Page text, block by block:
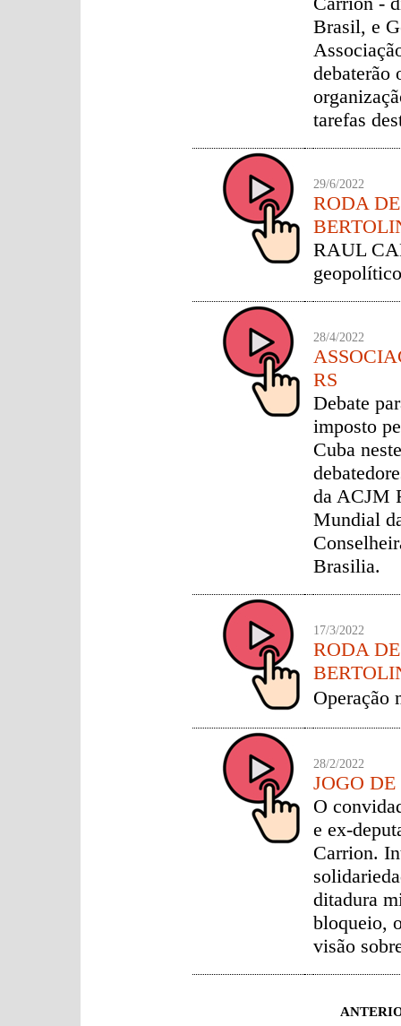
Brasil, e
debaterão
tarefas
29/6/2022
RODA
RAUL
28/4/2022
RS
Debate
imposto
Cuba
da ACJM
Mundial
Brasilia.
17/3/2022
RODA
Operação
28/2/2022
JOGO
O
e ex-
Carrion.
ditadura
bloqueio,
visão